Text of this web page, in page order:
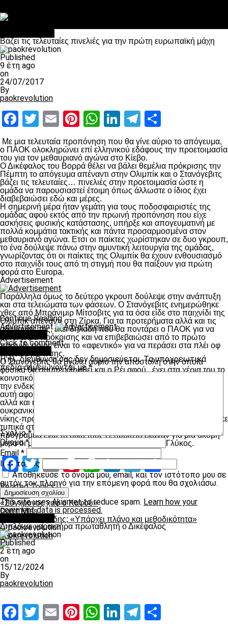
Βάζει τις τελευταίες πινελιές για την πρώτη ευρωπαϊκή μάχη
Published
9 έτη ago
on
24/07/2017
By
paokrevolution
Facebook
Twitter
EmailPinterest
WhatsApp
LinkedIn
Telegram
Με μια τελευταία προπόνηση που θα γίνε αύριο το απόγευμα,
ο ΠΑΟΚ ολοκληρώνει επί ελληνικού εδάφους την προετοιμασία
του για τον μεθαυριανό αγώνα στο Κίεβο.
Ο Δικέφαλος του Βορρά θέλει να βάλει θεμέλια πρόκρισης την
Πέμπτη το απόγευμα απέναντι στην Ολιμπίκ και ο Στανόγεβιτς
βάζει τις τελευταίες… πινελιές στην προετοιμασία ώστε η
ομάδα να παρουσιαστεί έτοιμη όπως άλλωστε ο ίδιος έχει
διαβεβαιώσει εδώ και μέρες.
Η σημερινή μέρα ήταν γεμάτη για τους ποδοσφαιριστές της
ομάδας αφού εκτός από την πρωινή προπόνηση που είχε
ασκήσεις φυσικής κατάστασης, υπήρξε και απογευματινή με
πολλά κομμάτια τακτικής και πάντα προσαρμοσμένα στον
μεθαυριανό αγώνα. Ετσι οι παίκτες χωρίστηκαν σε δυο γκρουπ,
το ένα δούλεψε πάνω στην αμυντική λειτουργία της ομάδας,
γνωρίζοντας ότι οι παίκτες της Ολιμπίκ θα έχουν ενθουσιασμό
στο παιχνίδι τους από τη στιγμή που θα παίξουν για πρώτη
φορά στο Europa.
Advertisement
Παράλληλα όμως το δεύτερο γκρουπ δούλεψε στην ανάπτυξη
και στα τελειώματα των φάσεων. Ο Στανόγεβιτς ενημερώθηκε
χθες από Μπράνιμιρ Μίτσοβιτς για τα όσα είδε στο παιχνίδι της
Ολιμπίκ απέναντι στη Ζίρκα. Για τα προτερήματα αλλά και τις
αδυναμίες της, εκεί δηλαδή που θα ποντάρει ο ΠΑΟΚ για να
κάνει άλμα πρόκρισης και να επιβεβαιώσει από το πρώτο
παιχνίδι ποιος είναι το «αφεντικό» για να περάσει στα πλέι οφ
της διοργάνωσης.
Ο Στανόγεβιτς θα βγάλει αύριο την αποστολή στην οποία
φυσικά θα συμπεριληφθεί και ο Ρέι αφού , έχει στα χέρια του το
κοινοτικό διαβατήριο. Ο προπονητής του ΠΑΟΚ έχει ξεκάθαρη
την ενδεκάδα στο μυαλό του με μια μόνο θέση να παίζει και
αυτή αφορά το δεύτερο αμυντικό χαφ. Η σημερινή προπόνηση
αλλά και η αυριανή – που θα είναι και η μοναδική- επί
ουκρανικού εδάφους θα του επιτρέψει να καταλήξει στο σχήμα
νίκης-πρόκρισης επί των Ουκρανών. Ο Μπρκιτς που δηλώθηκε
τυπικά στη λίστα της UEFA συνέχισε και χθες το ατομικό του
πρόγραμμα ενώ το δικό τους ξεχωριστό έκαναν για μια ακόμη
μέρα οι μακροχρόνια απόντες Μυστακίδης και Γλύκος.
Facebook
Twitter
EmailPinterest
WhatsApp
LinkedIn
Telegram
Related Topics:
Up Next
«Σύγχρονος χαφ ο Καφού»
Don't Miss
Γιώργος Σαββίδης: «Υπάρχει πλάνο και μεθοδικότητα»
paokrevolution
Continue Reading
Advertisement
Click to comment
Η ηλ. διεύθυνση σας δεν δημοσιεύεται. Τα υποχρεωτικά
πεδία σημειώνονται με*
Σχόλιο*
Όνομα*
Email *
Ιστότοπος
Αποθήκευσε το όνομά μου, email, και τον ιστότοπο μου σε
αυτόν τον πλοηγό για την επόμενη φορά που θα σχολιάσω.
This site uses Akismet to reduce spam. Learn how your
comment data is processed.
Διπλό με χαρακτήρα πρωταθλητή ο Δικέφαλος
Published
2 έτη ago
on
15/12/2024
By
paokrevolution
Facebook
Twitter
EmailPinterest
WhatsApp
LinkedIn
Telegram